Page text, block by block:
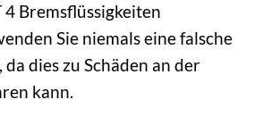
4 Bremsflüssigkeiten
Sie niemals eine falsche
dies zu Schäden an der
kann.